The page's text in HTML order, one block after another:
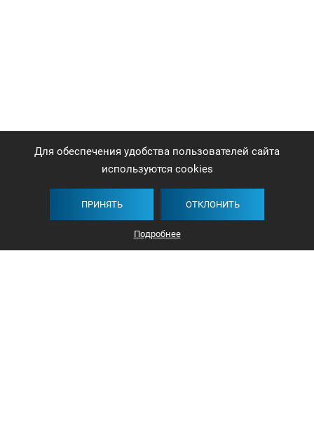
Для обеспечения удобства пользователей сайта
используются cookies
ПРИНЯТЬ ОТКЛОНИТЬ
Подробнее